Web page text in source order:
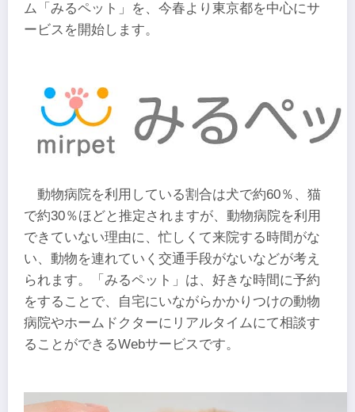
ム「みるペット」を、今春より東京都を中心にサ
ービスを開始します。
動物病院を利用している割合は犬で約60％、猫
で約30％ほどと推定されますが、動物病院を利用
できていない理由に、忙しくて来院する時間がな
い、動物を連れていく交通手段がないなどが考え
られます。「みるペット」は、好きな時間に予約
をすることで、自宅にいながらかかりつけの動物
病院やホームドクターにリアルタイムにて相談す
ることができるWebサービスです。